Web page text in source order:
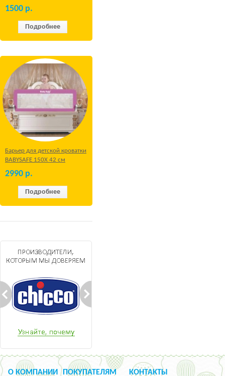
1500 р.
Подробнее
Барьер для детской кроватки
BABYSAFE 150Х 42 см
Бежевый
2990 р.
Подробнее
О КОМПАНИИ ПОКУПАТЕЛЯМ КОНТАКТЫ